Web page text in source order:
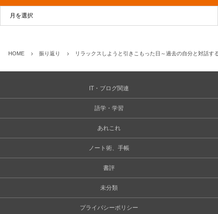
HOME 振り返り リラックスしようと引きこもった日～過去の自分と対話す
IT・ブログ関連
語学・学習
あれこれ
ノート術、手帳
書評
未分類
プライバシーポリシー